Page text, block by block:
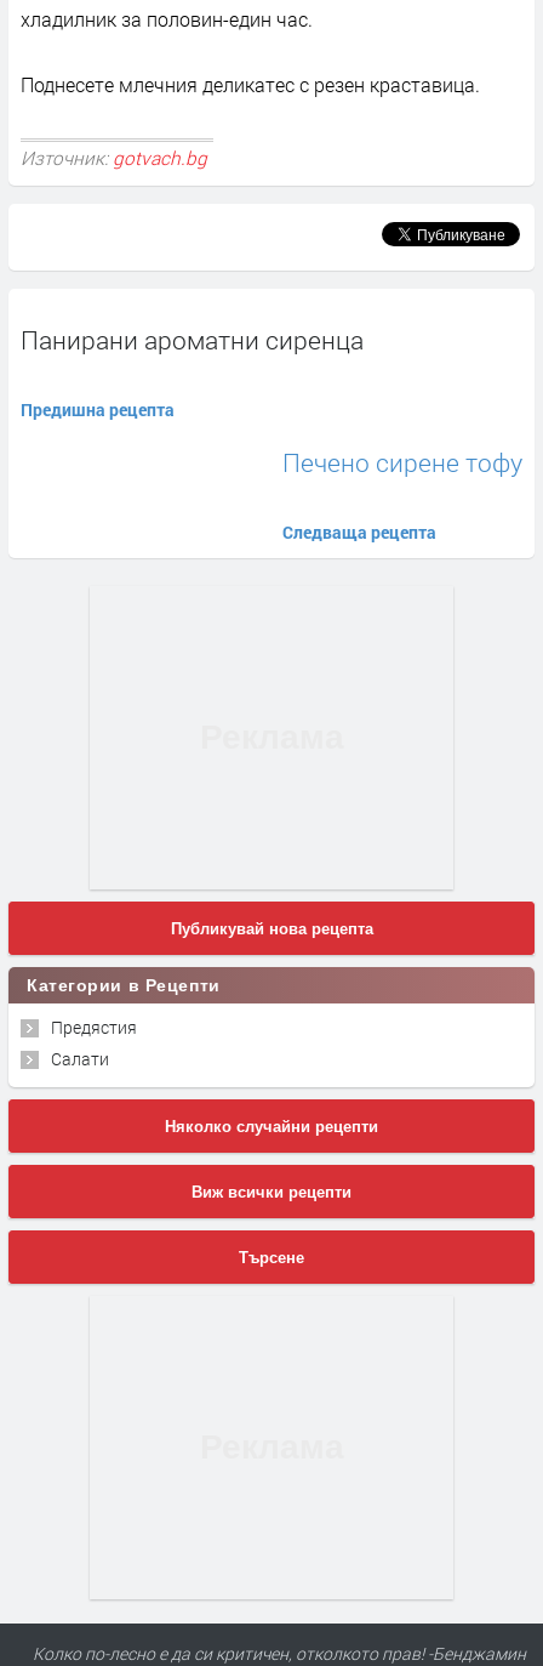
хладилник за половин-един час.
Поднесете млечния деликатес с резен краставица.
Източник: gotvach.bg
Панирани ароматни сиренца
Предишна рецепта
Печено сирене тофу
Следваща рецепта
Публикувай нова рецепта
Категории в Рецепти
Предястия
Салати
Няколко случайни рецепти
Виж всички рецепти
Търсене
Колко по-лесно е да си критичен, отколкото прав! -Бенджамин